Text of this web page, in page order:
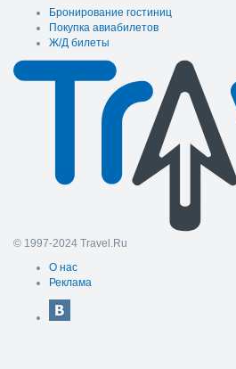
Бронирование гостиниц
Покупка авиабилетов
Ж/Д билеты
© 1997-2024 Travel.Ru
О нас
Реклама